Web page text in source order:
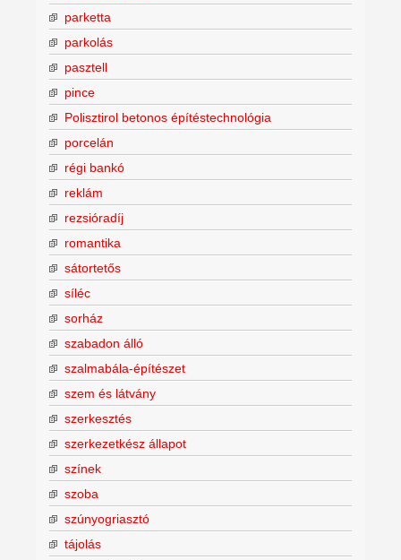
parketta
parkolás
pasztell
pince
Polisztirol betonos építéstechnológia
porcelán
régi bankó
reklám
rezsióradíj
romantika
sátortetős
síléc
sorház
szabadon álló
szalmabála-építészet
szem és látvány
szerkesztés
szerkezetkész állapot
színek
szoba
szúnyogriasztó
tájolás